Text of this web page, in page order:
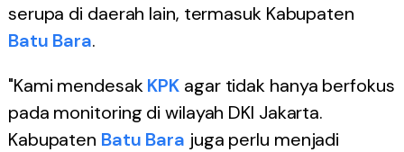
serupa di daerah lain, termasuk Kabupaten
Batu Bara.
"Kami mendesakKPK agar tidak hanya berfokus
pada monitoring di wilayah DKI Jakarta.
Kabupaten Batu Bara juga perlu menjadi